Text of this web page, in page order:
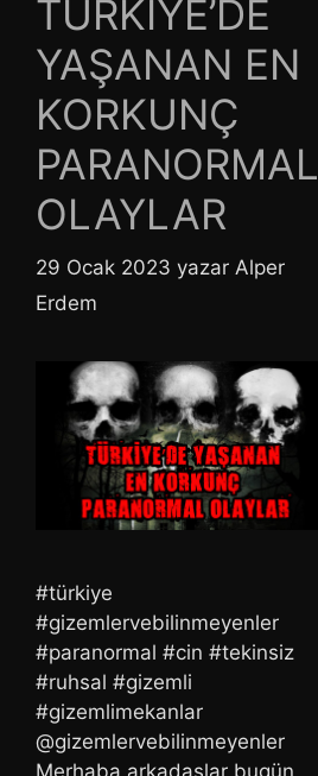
TÜRKİYE’DE
YAŞANAN EN
KORKUNÇ
PARANORMAL
OLAYLAR
29 Ocak 2023 yazar Alper
Erdem
#türkiye
#gizemlervebilinmeyenler
#paranormal #cin #tekinsiz
#ruhsal #gizemli
#gizemlimekanlar
@gizemlervebilinmeyenler